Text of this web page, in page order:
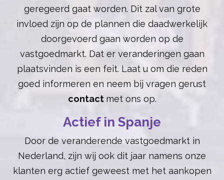
geregeerd gaat worden. Dit zal van grote
invloed zijn op de plannen die daadwerkelijk
doorgevoerd gaan worden op de
vastgoedmarkt. Dat er veranderingen gaan
plaatsvinden is een feit. Laat u om die reden
goed informeren en neem bij vragen gerust
contact met ons op.
Actief in Spanje
Door de veranderende vastgoedmarkt in
Nederland, zijn wij ook dit jaar namens onze
klanten erg actief geweest met het aankopen